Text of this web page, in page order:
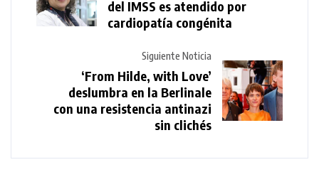
del IMSS es atendido por
cardiopatía congénita
Siguiente Noticia
‘From Hilde, with Love’
deslumbra en la Berlinale
con una resistencia antinazi
sin clichés